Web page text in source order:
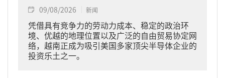
09/08/2026 新闻
凭借具有竞争力的劳动力成本、稳定的政治环
境、优越的地理位置以及广泛的自由贸易协定网
络，越南正成为吸引美国多家顶尖半导体企业的
投资乐土之一。